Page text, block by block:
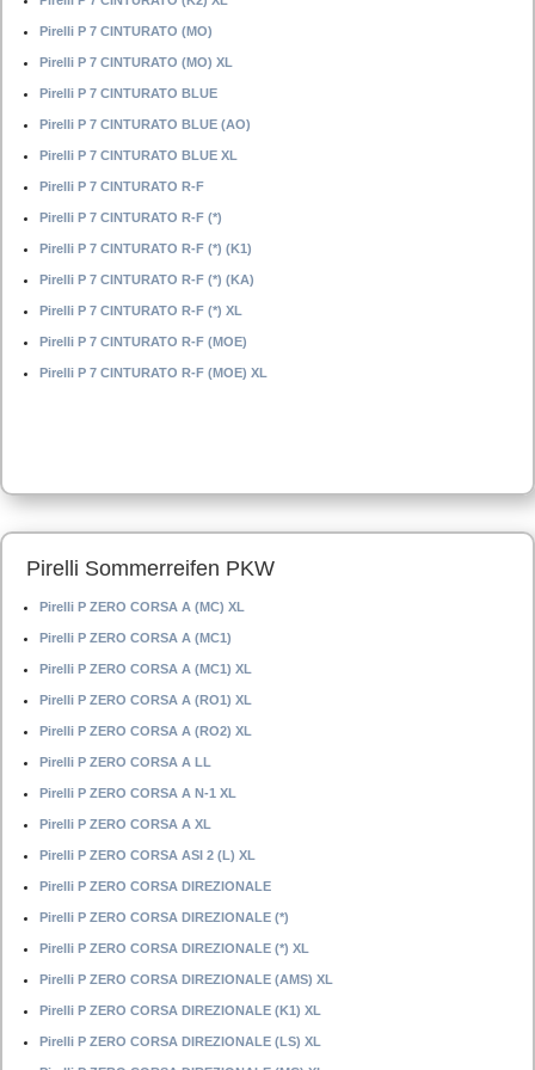
Pirelli P 7 CINTURATO (MO)
Pirelli P 7 CINTURATO (MO) XL
Pirelli P 7 CINTURATO BLUE
Pirelli P 7 CINTURATO BLUE (AO)
Pirelli P 7 CINTURATO BLUE XL
Pirelli P 7 CINTURATO R-F
Pirelli P 7 CINTURATO R-F (*)
Pirelli P 7 CINTURATO R-F (*) (K1)
Pirelli P 7 CINTURATO R-F (*) (KA)
Pirelli P 7 CINTURATO R-F (*) XL
Pirelli P 7 CINTURATO R-F (MOE)
Pirelli P 7 CINTURATO R-F (MOE) XL
Pirelli Sommerreifen PKW
Pirelli P ZERO CORSA A (MC) XL
Pirelli P ZERO CORSA A (MC1)
Pirelli P ZERO CORSA A (MC1) XL
Pirelli P ZERO CORSA A (RO1) XL
Pirelli P ZERO CORSA A (RO2) XL
Pirelli P ZERO CORSA A LL
Pirelli P ZERO CORSA A N-1 XL
Pirelli P ZERO CORSA A XL
Pirelli P ZERO CORSA ASI 2 (L) XL
Pirelli P ZERO CORSA DIREZIONALE
Pirelli P ZERO CORSA DIREZIONALE (*)
Pirelli P ZERO CORSA DIREZIONALE (*) XL
Pirelli P ZERO CORSA DIREZIONALE (AMS) XL
Pirelli P ZERO CORSA DIREZIONALE (K1) XL
Pirelli P ZERO CORSA DIREZIONALE (LS) XL